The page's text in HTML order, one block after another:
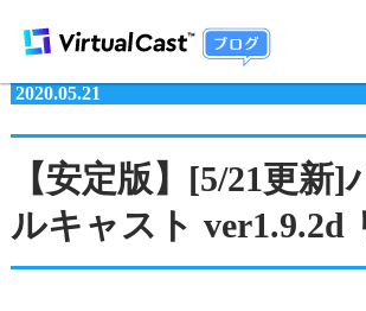
2020.05.21
【安定版】[5/21更新]
ルキャスト ver1.9.2d